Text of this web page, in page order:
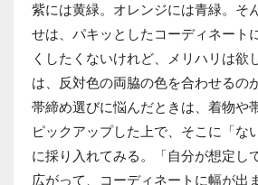
紫には黄緑。オレンジには青緑。そ
せは、パキッとしたコーディネート
くしたくないけれど、メリハリは欲
は、反対色の両脇の色を合わせるの
帯締め選びに悩んだときは、着物や
ピックアップした上で、そこに「な
に採り入れてみる。「自分が想定し
広がって、コーディネートに幅が出